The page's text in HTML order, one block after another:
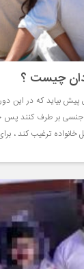
چیست ؟
پیش بیاید که در این
جنسی بر طرف کنند
خانواده ترغیب کند ،